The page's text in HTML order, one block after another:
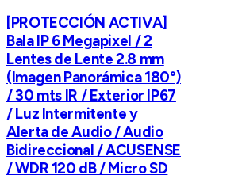
[PROTECCIÓN ACTIVA]
Bala IP 6 Megapixel / 2
Lentes de Lente 2.8 mm
(Imagen Panorámica 180°)
/ 30 mts IR / Exterior IP67
/ Luz Intermitente y
Alerta de Audio / Audio
Bidireccional / ACUSENSE
/ WDR 120 dB / Micro SD